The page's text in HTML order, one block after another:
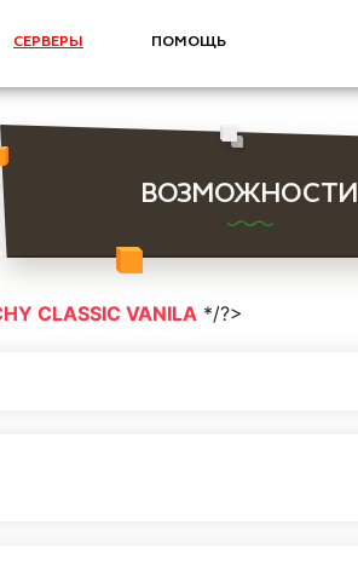
СЕРВЕРЫ ПОМОЩЬ
ВОЗМОЖНОСТИ
CLASSIC VANILA */?>